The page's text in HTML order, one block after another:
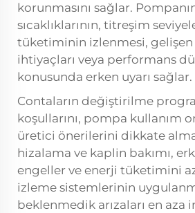
korunmasını sağlar.
sıcaklıklarının, titreşim
tüketiminin izlenmesi, gelişen
ihtiyaçları veya performans
konusunda erken uyarı sağlar.
Contaların değiştirilme
koşullarını, pompa kullanım
üretici önerilerini dikkate
hizalama ve kaplin bakımı,
engeller ve enerji tüketimini
izleme sistemlerinin
beklenmedik arızaları en aza